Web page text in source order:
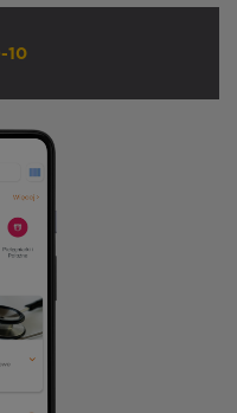
10